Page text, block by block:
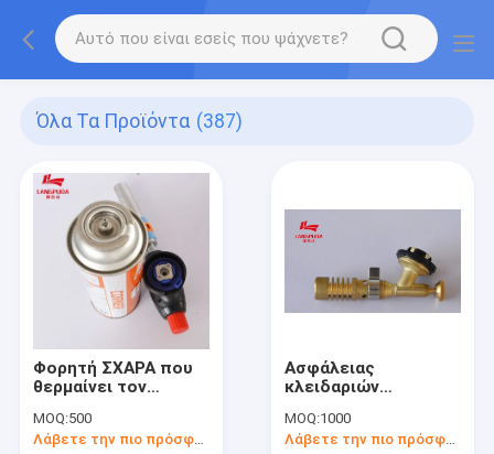
Όλα Τα Προϊόντα (387)
Φορητή ΣΧΑΡΑ που
θερμαίνει τον
στρατοπέδευσης
240mm
MOQ:500
Λάβετε την πιο πρόσφατη τιμή
Ασφάλειας
κλειδαριών
φλογοβόλο φανών
στρατοπέδευσης
MOQ:1000
Λάβετε την πιο πρόσφατη τιμή